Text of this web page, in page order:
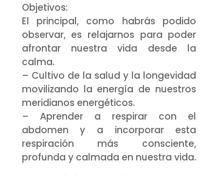
Objetivos:
El principal, como habrás podido
observar, es relajarnos para poder
afrontar nuestra vida desde la
calma.
– Cultivo de la salud y la longevidad
movilizando la energía de nuestros
meridianos energéticos.
– Aprender a respirar con el
abdomen y a incorporar esta
respiración más consciente,
profunda y calmada en nuestra vida.